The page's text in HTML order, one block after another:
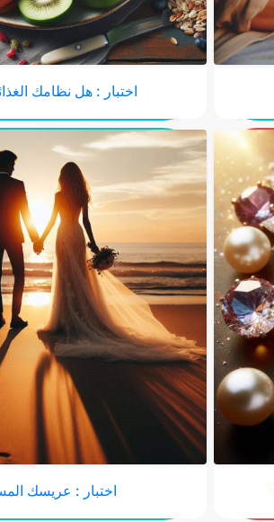
اختبار : هل نظامك
اختبار : عريسك